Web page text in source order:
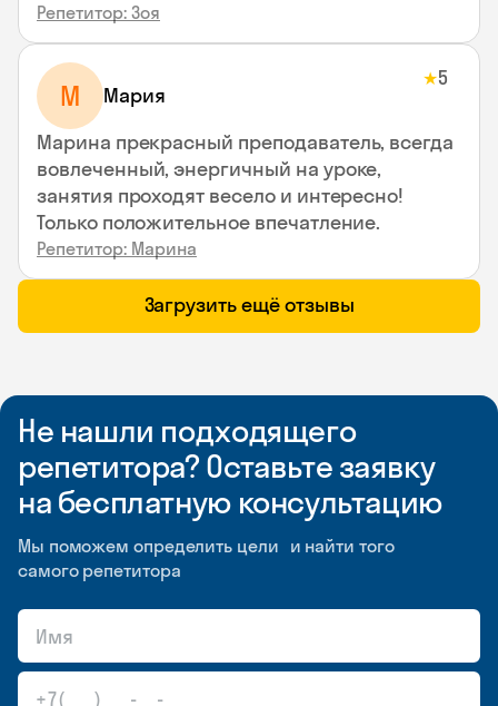
Репетитор: Зоя
М Мария
★5
Марина прекрасный преподаватель, всегда
вовлеченный, энергичный на уроке,
занятия проходят весело и интересно!
Только положительное впечатление.
Репетитор: Марина
Загрузить ещё отзывы
Не нашли подходящего
репетитора? Оставьте заявку
на бесплатную консультацию
Мы поможем определить цели и найти того
самого репетитора